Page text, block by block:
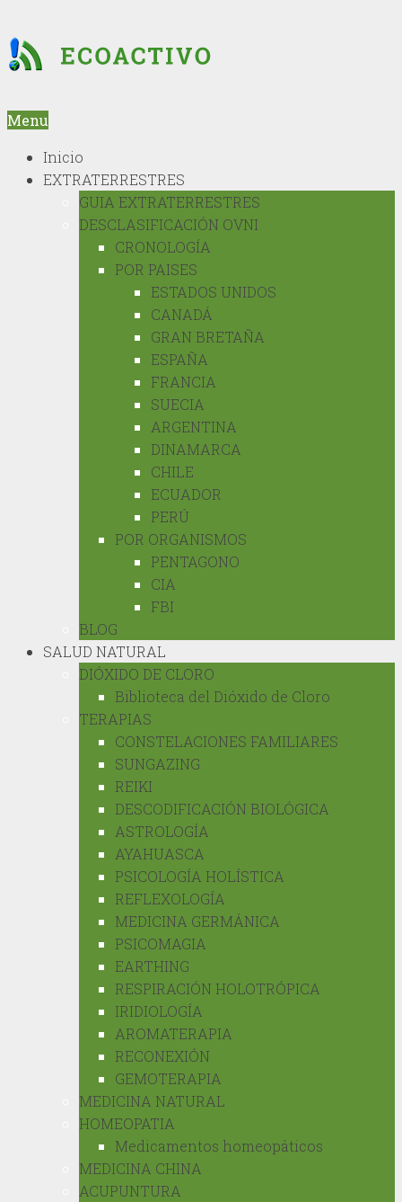
Menu
Inicio
EXTRATERRESTRES
GUIA EXTRATERRESTRES
DESCLASIFICACIÓN OVNI
CRONOLOGÍA
POR PAISES
ESTADOS UNIDOS
CANADÁ
GRAN BRETAÑA
ESPAÑA
FRANCIA
SUECIA
ARGENTINA
DINAMARCA
CHILE
ECUADOR
PERÚ
POR ORGANISMOS
PENTAGONO
CIA
FBI
BLOG
SALUD NATURAL
DIÓXIDO DE CLORO
Biblioteca del Dióxido de Cloro
TERAPIAS
CONSTELACIONES FAMILIARES
SUNGAZING
REIKI
DESCODIFICACIÓN BIOLÓGICA
ASTROLOGÍA
AYAHUASCA
PSICOLOGÍA HOLÍSTICA
REFLEXOLOGÍA
MEDICINA GERMÁNICA
PSICOMAGIA
EARTHING
RESPIRACIÓN HOLOTRÓPICA
IRIDIOLOGÍA
AROMATERAPIA
RECONEXIÓN
GEMOTERAPIA
MEDICINA NATURAL
HOMEOPATIA
Medicamentos homeopáticos
MEDICINA CHINA
ACUPUNTURA